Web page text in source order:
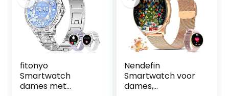
fitonyo
Smartwatch
dames met
Nendefin
Smartwatch voor
dames,